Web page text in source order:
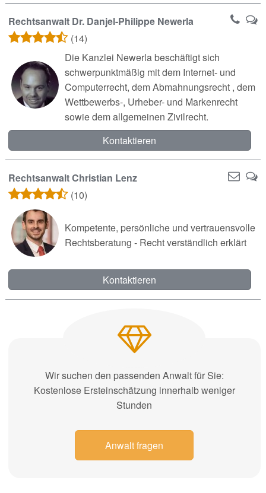
Rechtsanwalt Dr. Danjel-Philippe Newerla
(14)
Die Kanzlei Newerla beschäftigt sich
schwerpunktmäßig mit dem Internet- und
Computerrecht, dem Abmahnungsrecht , dem
Wettbewerbs-, Urheber- und Markenrecht
sowie dem allgemeinen Zivilrecht.
Kontaktieren
Rechtsanwalt Christian Lenz
(10)
Kompetente, persönliche und vertrauensvolle
Rechtsberatung - Recht verständlich erklärt
Kontaktieren
Wir suchen den passenden Anwalt für Sie:
Kostenlose Ersteinschätzung innerhalb weniger
Stunden
Anwalt fragen